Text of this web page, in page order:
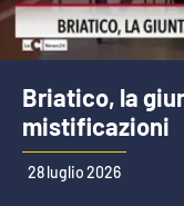
Briatico, la
mistificazioni
28 luglio 2026